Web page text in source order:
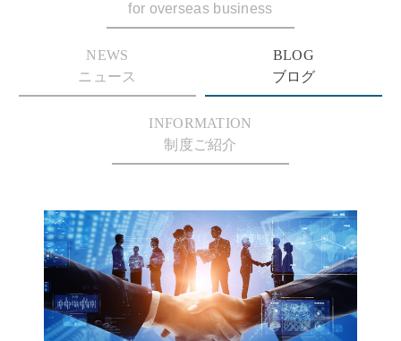
for overseas business
NEWS
ニュース
BLOG
ブログ
INFORMATION
制度ご紹介